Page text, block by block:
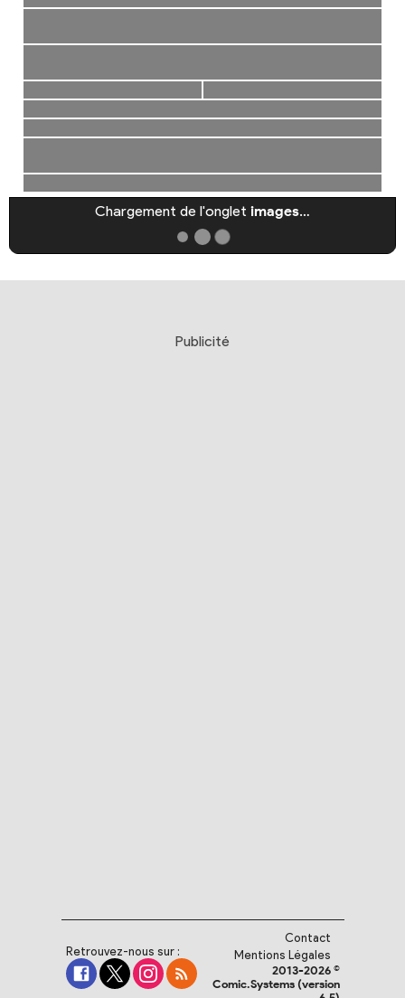
Chargement de l'onglet images…
Publicité
Retrouvez-nous sur :
Contact
Mentions Légales
2013-2026 ©
Comic.Systems (version